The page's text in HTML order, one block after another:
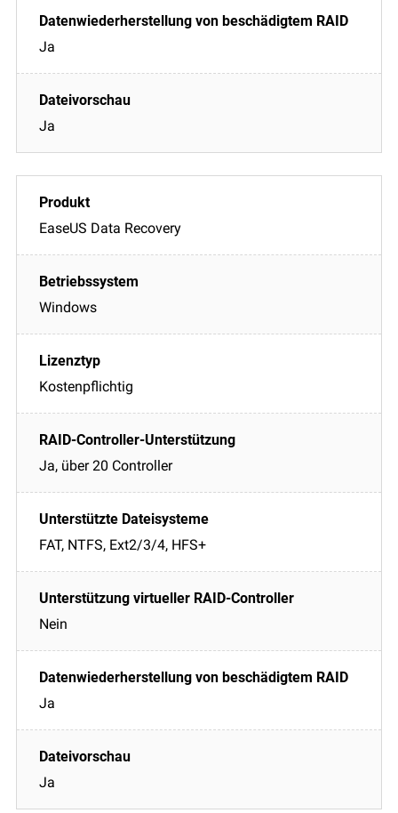
Ja
Ja
EaseUS Data Recovery
Windows
Kostenpflichtig
Ja, über 20 Controller
FAT, NTFS, Ext2/3/4, HFS+
Nein
Ja
Ja